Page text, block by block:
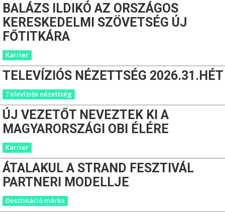
BALÁZS ILDIKÓ AZ ORSZÁGOS
KERESKEDELMI SZÖVETSÉG ÚJ
FŐTITKÁRA
Karrier
TELEVÍZIÓS NÉZETTSÉG 2026.31.HÉT
Televíziós nézettség
ÚJ VEZETŐT NEVEZTEK KI A
MAGYARORSZÁGI OBI ÉLÉRE
Karrier
ÁTALAKUL A STRAND FESZTIVÁL
PARTNERI MODELLJE
Desztináció márka